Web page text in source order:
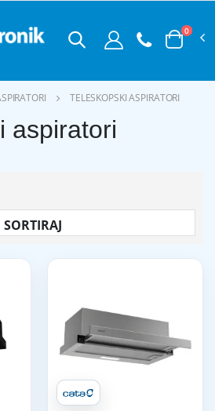
0
TELESKOPSKI ASPIRATORI
aspiratori